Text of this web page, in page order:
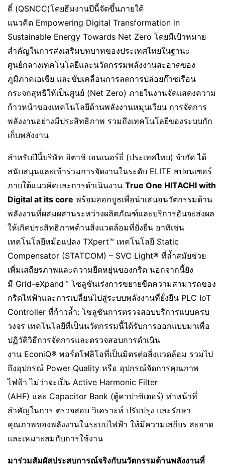
ติ์ (QSNCC)โดยธีมงานปีนี้จัดขึ้นภายใต้
แนวคิด Empowering Digital Transformation in
Sustainable Energy Towards Net Zero โดยมีเป้าหมาย
สำคัญในการส่งเสริมบทบาทของประเทศไทยในฐานะ
ศูนย์กลางเทคโนโลยีและนวัตกรรมพลังงานสะอาดของ
ภูมิภาคเอเชีย และขับเคลื่อนการลดการปล่อยก๊าซเรือน
กระจกสุทธิให้เป็นศูนย์ (Net Zero) ภายในงานจัดแสดงความ
ก้าวหน้าของเทคโนโลยีด้านพลังงานหมุนเวียน การจัดการ
พลังงานอย่างมีประสิทธิภาพ รวมถึงเทคโนโลยีของระบบกัก
เก็บพลังงาน
สำหรับปีนี้บริษัท ฮิตาชิ เอนเนอร์ยี่ (ประเทศไทย) จำกัด ได้
สนับสนุนและเข้าร่วมการจัดงานในระดับ ELITE สปอนเซอร์
ภายใต้แนวคิดและการดำเนินงาน True One HITACHI with
Digital at its core พร้อมออกบูธเพื่อนำเสนอนวัตกรรมด้าน
พลังงานที่ผสมผสานระหว่างผลิตภัณฑ์และบริการอันจะส่งผล
ให้เกิดประสิทธิภาพด้านสิ่งแวดล้อมที่ยั่งยืน อาทิเช่น
เทคโนโลยีหม้อแปลง TXpert™ เทคโนโลยี Static
Compensator (STATCOM) – SVC Light® ที่ล้ำสมัยช่วย
เพิ่มเสถียรภาพและความยืดหยุ่นของกริด นอกจากนี้ยัง
มี Grid-eXpand™ โซลูชันเร่งการขยายขีดความสามารถของ
กริดไฟฟ้าและการเปลี่ยนไปสู่ระบบพลังงานที่ยั่งยืน PLC IoT
Controller ที่ก้าวล้ำ: โซลูชันการตรวจสอบบริการแบบครบ
วงจร เทคโนโลยีที่เป็นนวัตกรรมนี้ได้รับการออกแบบมาเพื่อ
ปฏิวัติวิธีการจัดการและตรวจสอบการดำเนิน
งาน EconiQ® พอร์ตโฟลิโอที่เป็นมิตรต่อสิ่งแวดล้อม รวมไป
ถึงอุปกรณ์ Power Quality หรือ อุปกรณ์จัดการคุณภาพ
ไฟฟ้า ไม่ว่าจะเป็น Active Harmonic Filter
(AHF) และ Capacitor Bank (ตู้คาปาซิเตอร์) ทำหน้าที่
สำคัญในการ ตรวจสอบ วิเคราะห์ ปรับปรุง และรักษา
คุณภาพของพลังงานในระบบไฟฟ้า ให้มีความเสถียร สะอาด
และเหมาะสมกับการใช้งาน
มาร่วมสัมผัสประสบการณ์จริงกับนวัตกรรมด้านพลังงานที่